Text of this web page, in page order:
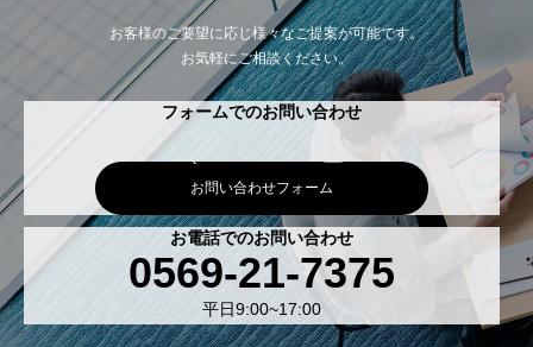
お客様のご要望に応じ様々なご提案が可能です。
お気軽にご相談ください。
フォームでのお問い合わせ
お問い合わせフォーム
お電話でのお問い合わせ
0569-21-7375
平日9:00~17:00